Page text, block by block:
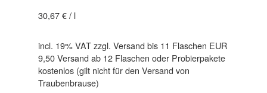
30,67€/ l
incl. 19% VATzzgl. Versand bis 11 Flaschen EUR
9,50 Versand ab 12 Flaschen oder Probierpakete
kostenlos (gilt nicht für den Versand von
Traubenbrause)